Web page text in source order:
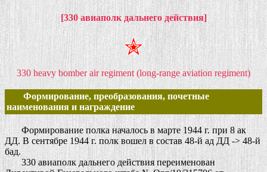
[330 авиаполк дальнего действия]
330 heavy bomber air regiment (long-range aviation regiment)
Формирование, преобразования, почетные
наименования и награждение
Формирование полка началось в марте 1944 г. при 8 ак
ДД. В сентябре 1944 г. полк вошел в состав 48-й ад ДД -> 48-й
бад.
330 авиаполк дальнего действия переименован